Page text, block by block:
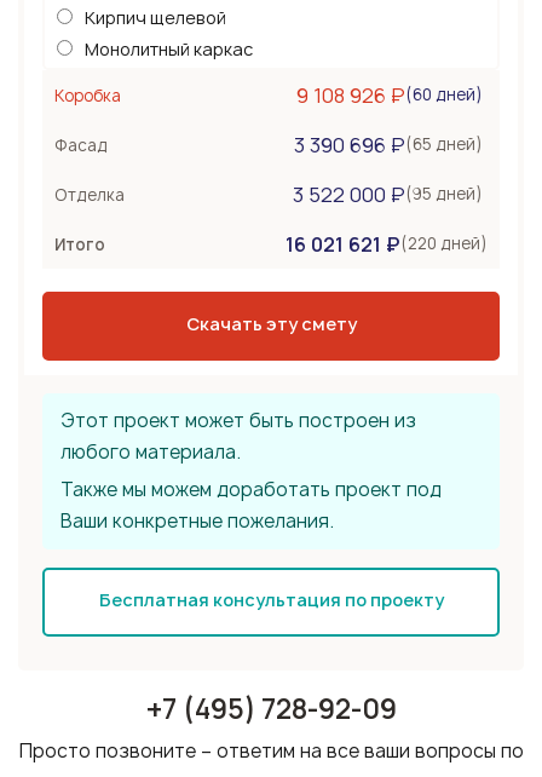
Кирпич щелевой
Монолитный каркас
Бетонные стены
Сборное из ЖБ плит
Коробка 9 108 926 ₽(60 дней)
Фасад 3 390 696 ₽(65 дней)
Отделка 3 522 000 ₽(95 дней)
Итого 16 021 621 ₽(220 дней)
Скачать эту смету
Этот проект может быть построен из
любого материала.
Также мы можем доработать проект под
Ваши конкретные пожелания.
Бесплатная консультация по проекту
+7 (495) 728-92-09
Просто позвоните – ответим на все ваши вопросы по